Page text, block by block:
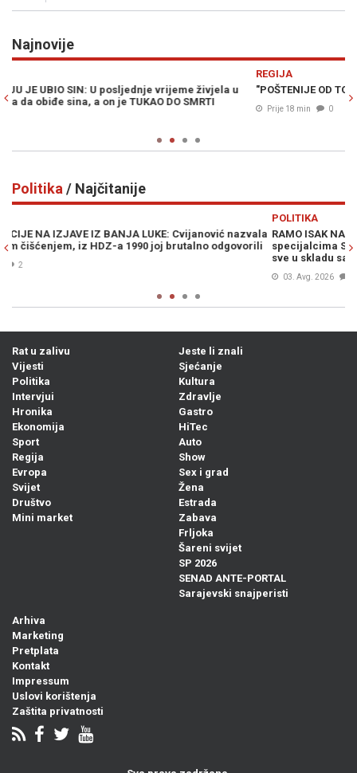
Najnovije
"POŠTENIJE OD TOGA NE MOŽE": Vučić najavio ostavku i izbore
0
Politika / Najčitanije
RAMO ISAK NAKON INCIDENTA U BUGOJNU: "Čestitam
specijalcima SBK na profesionalno urađenom poslu, uradili su
Rat u zalivu
Vijesti
Politika
Intervjui
Hronika
Ekonomija
Sport
Regija
Evropa
Svijet
Društvo
Mini market
Jeste li znali
Sjećanje
Kultura
Zdravlje
Gastro
HiTec
Auto
Show
Sex i grad
Žena
Estrada
Zabava
Frljoka
Šareni svijet
SP 2026
SENAD ANTE-PORTAL
Sarajevski snajperisti
Arhiva
Marketing
Pretplata
Kontakt
Impressum
Uslovi korištenja
Zaštita privatnosti